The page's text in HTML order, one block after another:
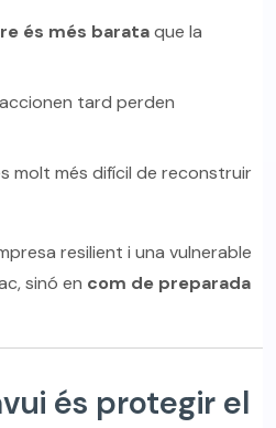
és més barataque la
tard perden
molt més difícil de reconstruir
resilient i una vulnerable
sinó en com de preparada
és protegir el